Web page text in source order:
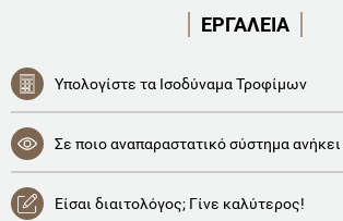
ΕΡΓΑΛΕΙΑ
Υπολογίστε τα Ισοδύναμα Τροφίμων
Σε ποιο αναπαραστατικό σύστημα
Είσαι διαιτολόγος; Γίνε καλύτερος!